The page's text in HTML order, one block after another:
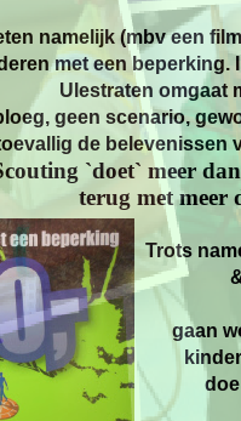
namelijk (mbv een
met een
Ulestraten omgaat
geen scenario,
de belevenissen
`doet` meer
terug met meer
Trots
gaan